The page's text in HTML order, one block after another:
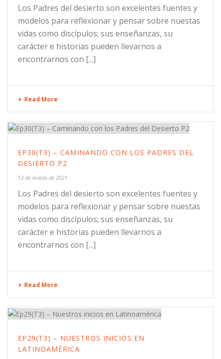
Los Padres del desierto son excelentes fuentes y
modelos para reflexionar y pensar sobre nuestas
vidas como discípulos; sus enseñanzas, su
carácter e historias pueden llevarnos a
encontrarnos con [...]
Read More
EP30(T3) – CAMINANDO CON LOS PADRES DEL
DESIERTO P2
12 de marzo de 2021
Los Padres del desierto son excelentes fuentes y
modelos para reflexionar y pensar sobre nuestas
vidas como discípulos; sus enseñanzas, su
carácter e historias pueden llevarnos a
encontrarnos con [...]
Read More
EP29(T3) – NUESTROS INICIOS EN
LATINOAMÉRICA